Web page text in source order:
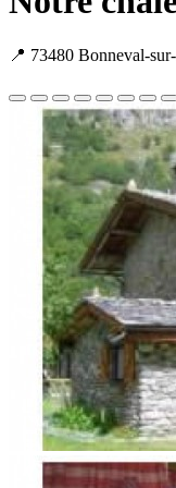
📍 73480 Bonneval-